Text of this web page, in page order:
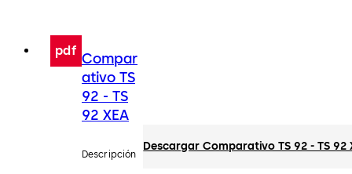
pdf Compar
ativo TS
92 - TS
92 XEA
Descripción
Descargar Comparativo TS 92 - TS 92